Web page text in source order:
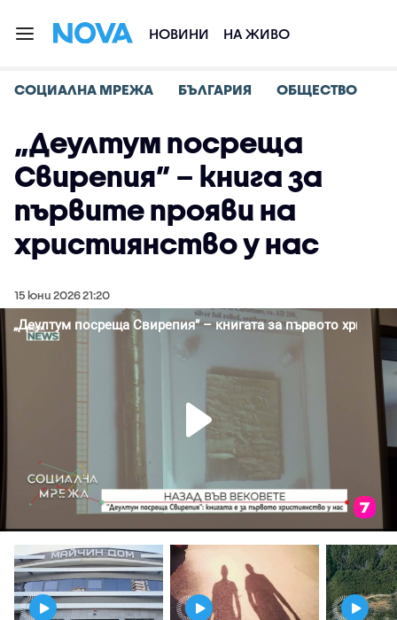
НОВИНИ НА ЖИВО
СОЦИАЛНА МРЕЖА БЪЛГАРИЯ ОБЩЕСТВО
„Деултум посреща
Свирепия” – книга за
първите прояви на
християнство у нас
15 юни 2026 21:20